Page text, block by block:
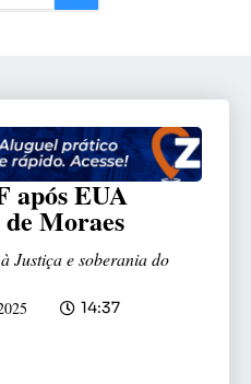
após EUA
Moraes
Justiça e soberania do
14:37